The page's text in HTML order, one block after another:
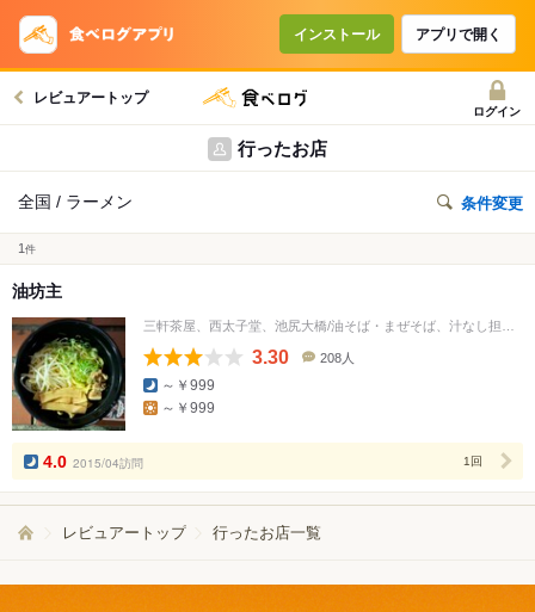
インストール アプリで開く
レビュアートップ
ログイン
行ったお店
全国 / ラーメン 条件変更
1 件
油坊主
3.30
数
208人
～￥999
～￥999
4.0 2015/04訪問 1回
レビュアートップ 行ったお店一覧